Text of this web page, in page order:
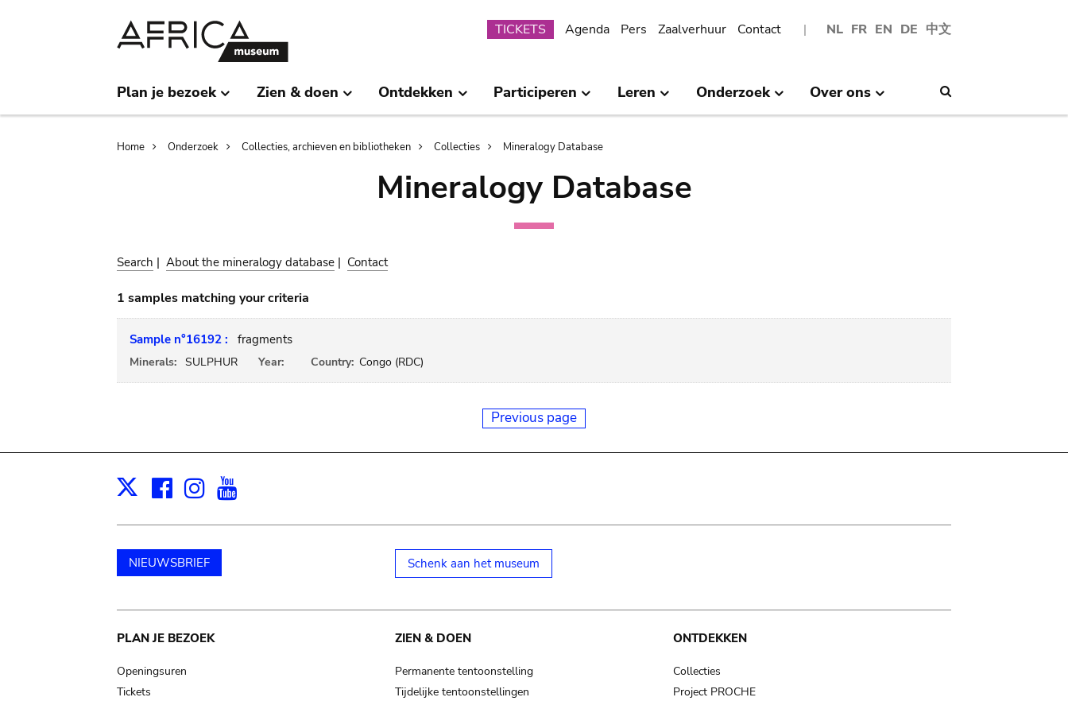
NL FR EN DE 中文
Submenu
TICKETS Agenda Pers Zaalverhuur Contact
Plan je bezoek Zien & doen Ontdekken Participeren Leren Onderzoek Over ons
Breadcrumb
Home Onderzoek Collecties, archieven en bibliotheken Collecties Mineralogy Database
Mineralogy Database
Search | About the mineralogy database | Contact
1 samples matching your criteria
Sample n°16192 : fragments
Minerals: SULPHUR Year: Country: Congo (RDC)
Previous page
X Facebook
Instagram
NIEUWSBRIEF Schenk aan het museum
Main
navigation
PLAN JE BEZOEK
Openingsuren
Tickets
ZIEN & DOEN
Permanente tentoonstelling
Tijdelijke tentoonstellingen
ONTDEKKEN
Collecties
Project PROCHE